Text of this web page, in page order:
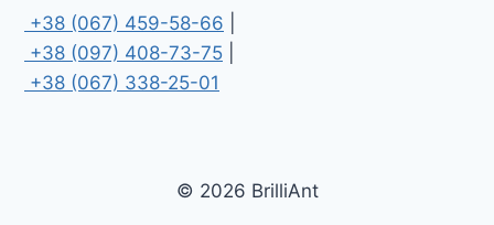
+38 (067) 459-58-66
+38 (097) 408-73-75
+38 (067) 338-25-01
© 2026 BrilliAnt